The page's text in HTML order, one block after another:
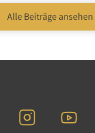
|Einzelhandel,
Immobilienpreise
Alle Beiträge ansehen